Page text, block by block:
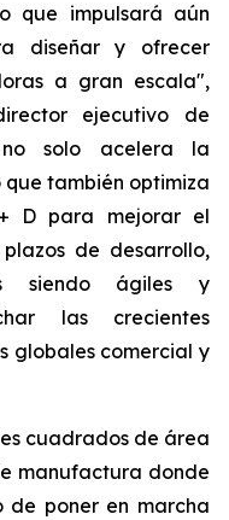
que impulsará aún
diseñar y ofrecer
a gran escala",
ejecutivo de
no solo acelera la
también optimiza
D para mejorar el
de desarrollo,
siendo ágiles y
las crecientes
globales comercial y
cuadrados de área
manufactura donde
de poner en marcha